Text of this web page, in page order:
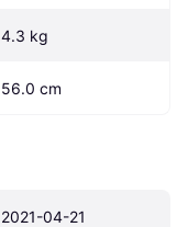
4.3 kg
56.0 cm
2021-04-21